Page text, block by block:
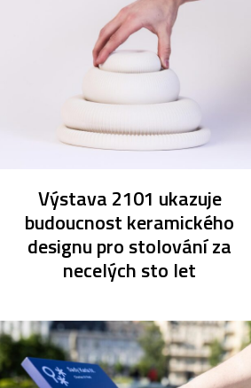
Výstava 2101 ukazuje
budoucnost keramického
designu pro stolování za
necelých sto let